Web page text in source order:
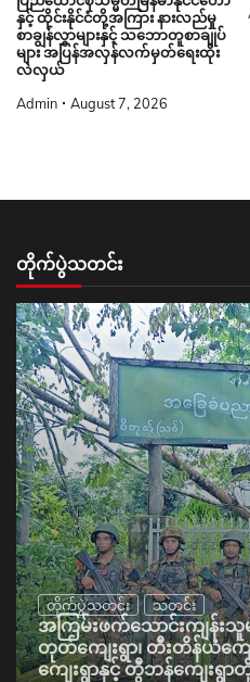
နှင့် ထိုင်းနိုင်ငံတို့အကြား နားလည်မှု
စာချွန်လွှာများနှင့် သဘောတူစာချုပ်
များ အပြန်အလှန်လက်မှတ်ရေးထိုး
လဲလှယ်
Admin August 7, 2026
တိုက်ပွဲသတင်း
တိုက်ပွဲသတင်း သတင်း
အကြမ်းဖက်သောင်းကျန်းသူ
တုတ်ကျေးရွာ၊ တီးတိန်ယံကျေ
ကျေးရွာနှင့် တွီဘန်ကျေးရွ